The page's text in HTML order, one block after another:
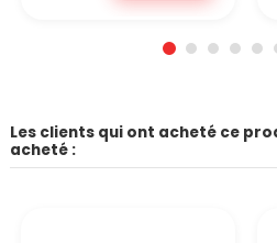
Les clients qui ont acheté ce
acheté :